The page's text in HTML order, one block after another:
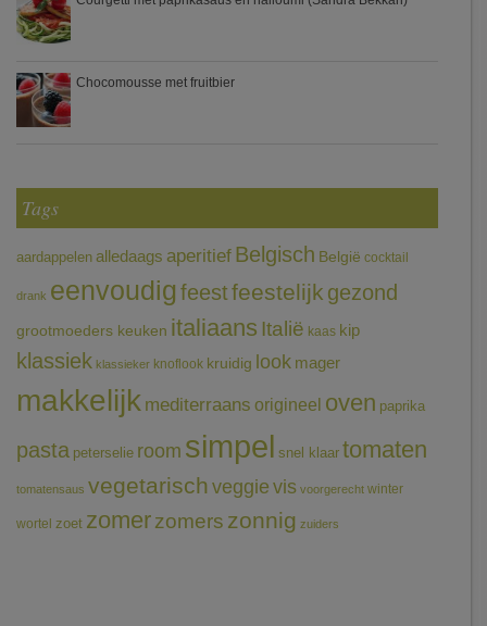
Chocomousse met fruitbier
Tags
aardappelen alledaags aperitief Belgisch België cocktail
drank eenvoudigfeestfeestelijk gezond
grootmoeders keuken italiaans Italië kaas kip
klassiek klassieker knoflook kruidig look mager
makkelijk mediterraans origineel oven paprika
pasta peterselie room simpel snel klaar tomaten
tomatensaus vegetarischveggie vis voorgerecht winter
wortel zoet zomerzomers zonnig zuiders